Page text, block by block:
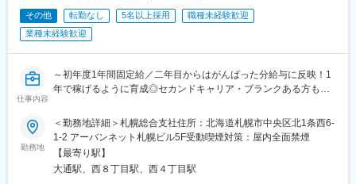
9時：お客様先へ訪問→10時：お客様先で面談→12時：お昼休み
→14時：自宅に戻り、お客様とWEB面談→16時：業務終了
◆当ポジションの魅力
新商品の提案からSPが担当をします。既存のお客様の、保険の見
直しタイミングや、保険に興味をお持ちの方からのお問い合わせ
方へのご案内などはありません。
（2）提案しやすい保険商品
当社のがん保険・医療保険の保有契約数は業界トップクラスで
す。その高い知名度、強い商品力がある保険を提案できます。常
その他 転勤なし 5名以上採用
職種未経験歓迎
業種未経験歓迎
仕事内容
～初年度1年間固定給／二年目からはがんばった分給与に反映！1
年で稼げるように育成◎セカンドキャリア・ブランクある方も歓
◆業務内容
契約内容見直しや新商品提案など、既にアフラックの保険にご加
入をいただいているお客様への提案活動をお任せいたします（業
務委託）。
勤務地
＜勤務地詳細＞札幌総合支社住所：北海道札幌市中央区北1条西6-
1-2 アーバンネット札幌ビル5F受動喫煙対策：屋内全面禁煙
【最寄り駅】
大通駅、西８丁目駅、西４丁目駅